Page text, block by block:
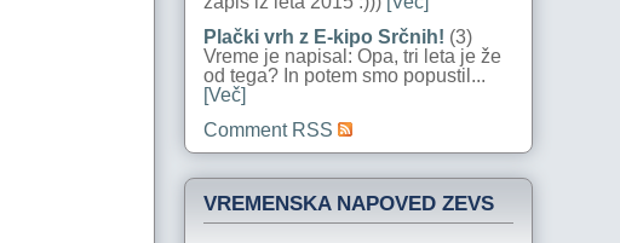
Plački vrh z E-kipo Srčnih! (3)
Vreme je napisal: Opa, tri leta je že
od tega? In potem smo popustil...
[Več]
Comment RSS
VREMENSKA NAPOVED ZEVS